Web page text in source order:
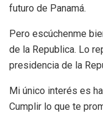
futuro de Panamá.
Pero escúchenme
de la Republica. Lo
presidencia de la
Mi único interés es
Cumplir lo que te